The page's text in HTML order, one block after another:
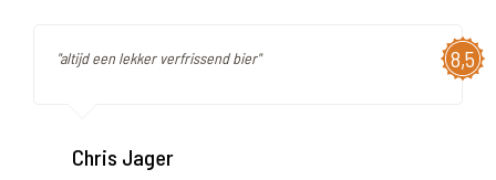
8,5
"altijd een lekker verfrissend bier"
Chris Jager